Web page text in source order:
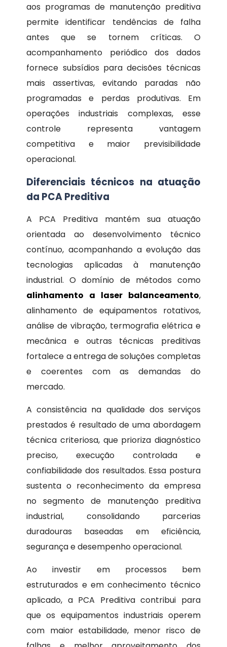
aos programas de manutenção preditiva
permite identificar tendências de falha
antes que se tornem críticas. O
acompanhamento periódico dos dados
fornece subsídios para decisões técnicas
mais assertivas, evitando paradas não
programadas e perdas produtivas. Em
operações industriais complexas, esse
controle representa vantagem
competitiva e maior previsibilidade
operacional.
Diferenciais técnicos na atuação
da PCA Preditiva
A PCA Preditiva mantém sua atuação
orientada ao desenvolvimento técnico
contínuo, acompanhando a evolução das
tecnologias aplicadas à manutenção
industrial. O domínio de métodos como
alinhamento a laser balanceamento,
alinhamento de equipamentos rotativos,
análise de vibração, termografia elétrica e
mecânica e outras técnicas preditivas
fortalece a entrega de soluções completas
e coerentes com as demandas do
mercado.
A consistência na qualidade dos serviços
prestados é resultado de uma abordagem
técnica criteriosa, que prioriza diagnóstico
preciso, execução controlada e
confiabilidade dos resultados. Essa postura
sustenta o reconhecimento da empresa
no segmento de manutenção preditiva
industrial, consolidando parcerias
duradouras baseadas em eficiência,
segurança e desempenho operacional.
Ao investir em processos bem
estruturados e em conhecimento técnico
aplicado, a PCA Preditiva contribui para
que os equipamentos industriais operem
com maior estabilidade, menor risco de